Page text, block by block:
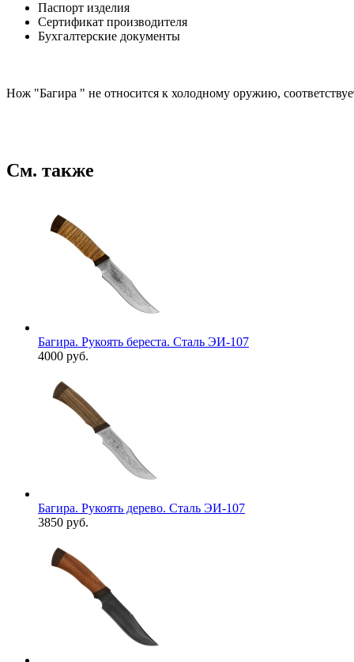
Паспорт изделия
Сертификат производителя
Бухгалтерские документы
Нож "Багира " не относится к холодному оружию,
См. также
Багира. Рукоять береста. Сталь ЭИ-107
4000 руб.
Багира. Рукоять дерево. Сталь ЭИ-107
3850 руб.